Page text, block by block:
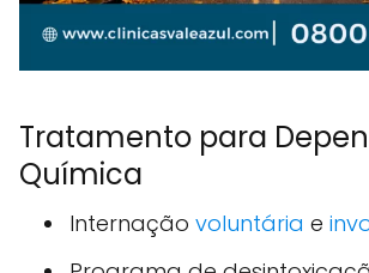
Tratamento para
Química
Internação voluntária e